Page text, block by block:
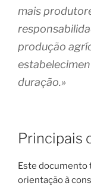
mais
produção
duração.»
Principais
Este documento
orientação à